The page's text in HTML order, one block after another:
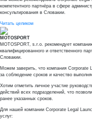
компетентного партнёра в сфере
консультирования в Словакии.
Читать целиком
MOTOSPORT
MOTOSPORT, s.r.o. рекомендует
квалифицированного и ответственного
Словакии.
Можем заверить, что компания Согроrate
за соблюдение сроков и качество
Хотим отметить личное участие
действий всех подразделений, что
ранее указанных сроков.
Для нашей компании Corporate Legal
услуг: